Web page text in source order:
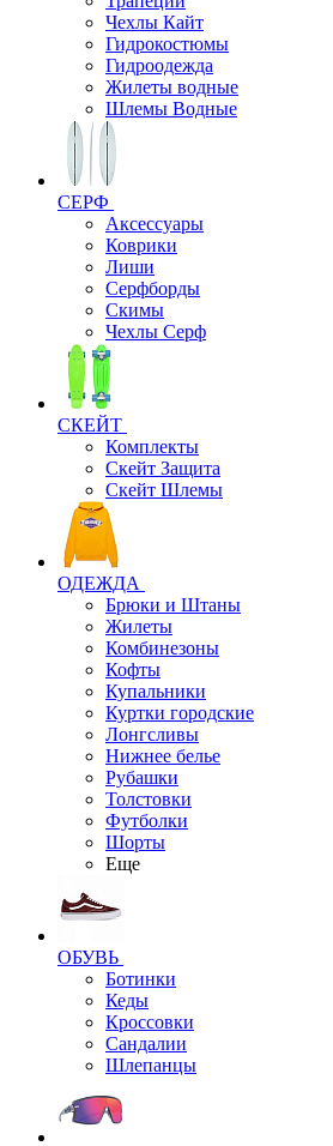
Чехлы Кайт
Гидрокостюмы
Гидроодежда
Жилеты водные
Шлемы Водные
СЕРФ
Аксессуары
Коврики
Лиши
Серфборды
Скимы
Чехлы Cерф
СКЕЙТ
Комплекты
Скейт Защита
Скейт Шлемы
ОДЕЖДА
Брюки и Штаны
Жилеты
Комбинезоны
Кофты
Купальники
Куртки городские
Лонгсливы
Нижнее белье
Рубашки
Толстовки
Футболки
Шорты
Еще
ОБУВЬ
Ботинки
Кеды
Кроссовки
Сандалии
Шлепанцы